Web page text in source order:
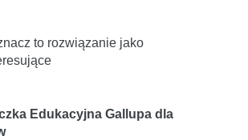
to rozwiązanie jako
Edukacyjna Gallupa dla